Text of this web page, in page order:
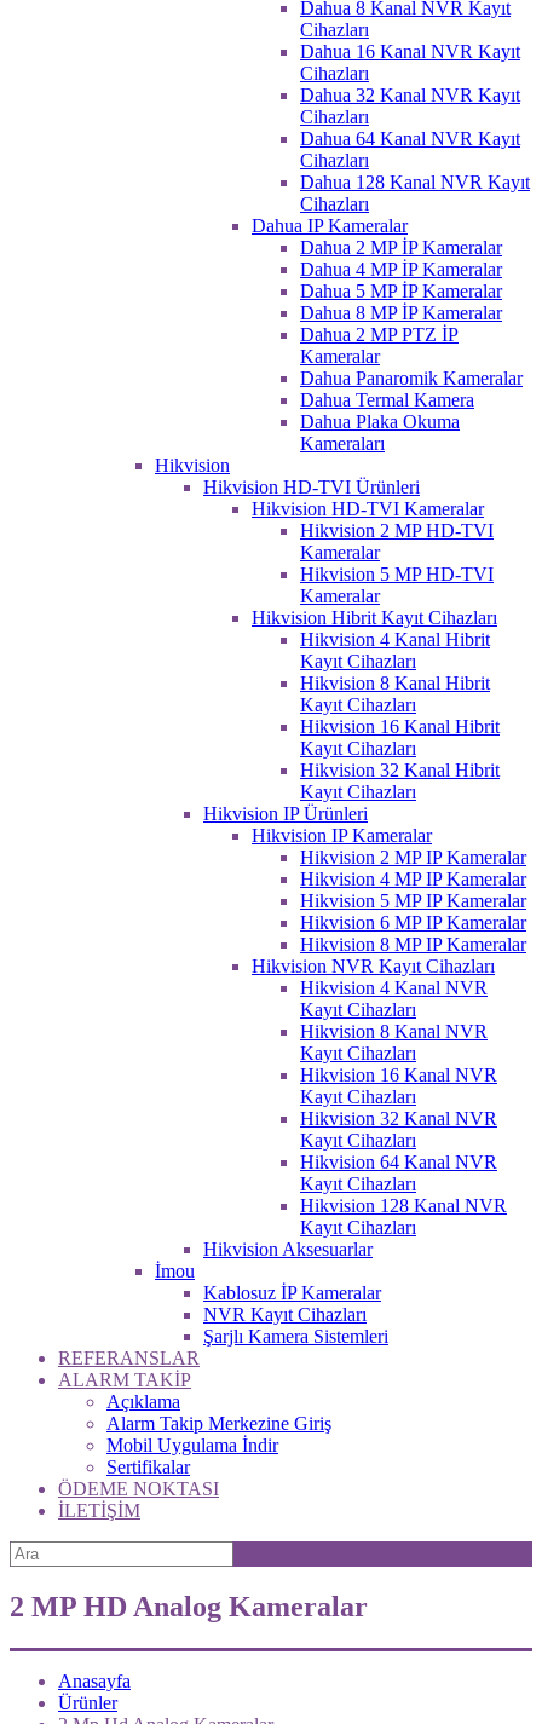
Dahua 8 Kanal NVR Kayıt
Cihazları
Dahua 16 Kanal NVR Kayıt
Cihazları
Dahua 32 Kanal NVR Kayıt
Cihazları
Dahua 64 Kanal NVR Kayıt
Cihazları
Dahua 128 Kanal NVR Kayıt
Cihazları
Dahua IP Kameralar
Dahua 2 MP İP Kameralar
Dahua 4 MP İP Kameralar
Dahua 5 MP İP Kameralar
Dahua 8 MP İP Kameralar
Dahua 2 MP PTZ İP
Kameralar
Dahua Panaromik Kameralar
Dahua Termal Kamera
Dahua Plaka Okuma
Kameraları
Hikvision
Hikvision HD-TVI Ürünleri
Hikvision HD-TVI Kameralar
Hikvision 2 MP HD-TVI
Kameralar
Hikvision 5 MP HD-TVI
Kameralar
Hikvision Hibrit Kayıt Cihazları
Hikvision 4 Kanal Hibrit
Kayıt Cihazları
Hikvision 8 Kanal Hibrit
Kayıt Cihazları
Hikvision 16 Kanal Hibrit
Kayıt Cihazları
Hikvision 32 Kanal Hibrit
Kayıt Cihazları
Hikvision IP Ürünleri
Hikvision IP Kameralar
Hikvision 2 MP IP Kameralar
Hikvision 4 MP IP Kameralar
Hikvision 5 MP IP Kameralar
Hikvision 6 MP IP Kameralar
Hikvision 8 MP IP Kameralar
Hikvision NVR Kayıt Cihazları
Hikvision 4 Kanal NVR
Kayıt Cihazları
Hikvision 8 Kanal NVR
Kayıt Cihazları
Hikvision 16 Kanal NVR
Kayıt Cihazları
Hikvision 32 Kanal NVR
Kayıt Cihazları
Hikvision 64 Kanal NVR
Kayıt Cihazları
Hikvision 128 Kanal NVR
Kayıt Cihazları
Hikvision Aksesuarlar
İmou
Kablosuz İP Kameralar
NVR Kayıt Cihazları
Şarjlı Kamera Sistemleri
REFERANSLAR
ALARM TAKİP
Açıklama
Alarm Takip Merkezine Giriş
Mobil Uygulama İndir
Sertifikalar
ÖDEME NOKTASI
İLETİŞİM
2 MP HD Analog Kameralar
Anasayfa
Ürünler